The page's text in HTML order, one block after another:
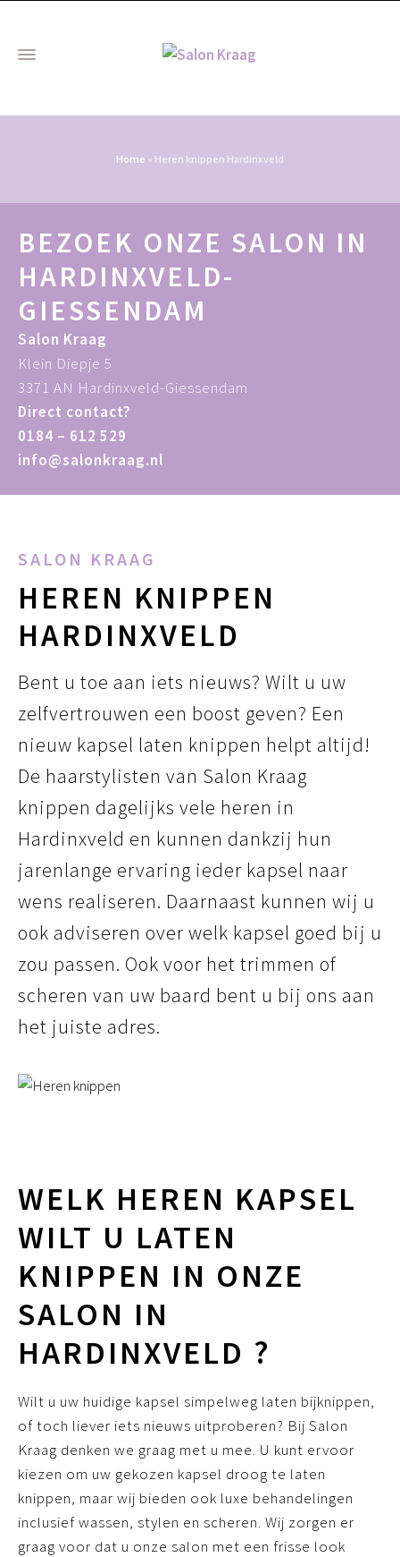
Home » Heren knippen Hardinxveld
BEZOEK ONZE SALON IN
HARDINXVELD-
GIESSENDAM
Salon Kraag
Klein Diepje 5
3371 AN Hardinxveld-Giessendam
Direct contact?
0184 – 612 529
info@salonkraag.nl
SALON KRAAG
HEREN KNIPPEN
HARDINXVELD
Bent u toe aan iets nieuws? Wilt u uw
zelfvertrouwen een boost geven? Een
nieuw kapsel laten knippen helpt altijd!
De haarstylisten van Salon Kraag
knippen dagelijks vele heren in
Hardinxveld en kunnen dankzij hun
jarenlange ervaring ieder kapsel naar
wens realiseren. Daarnaast kunnen wij u
ook adviseren over welk kapsel goed bij u
zou passen. Ook voor het trimmen of
scheren van uw baard bent u bij ons aan
het juiste adres.
WELK HEREN KAPSEL
WILT U LATEN
KNIPPEN IN ONZE
SALON IN
HARDINXVELD ?
Wilt u uw huidige kapsel simpelweg laten bijknippen,
of toch liever iets nieuws uitproberen? Bij Salon
Kraag denken we graag met u mee. U kunt ervoor
kiezen om uw gekozen kapsel droog te laten
knippen, maar wij bieden ook luxe behandelingen
inclusief wassen, stylen en scheren. Wij zorgen er
graag voor dat u onze salon met een frisse look